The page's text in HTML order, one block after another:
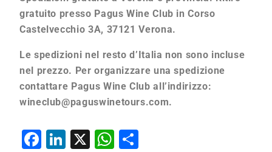
gratuito presso Pagus Wine Club in Corso
Castelvecchio 3A, 37121 Verona.
Le spedizioni nel resto d’Italia non sono incluse
nel prezzo. Per organizzare una spedizione
contattare Pagus Wine Club all’indirizzo:
wineclub@paguswinetours.com.
Facebook
LinkedIn
X WhatsApp